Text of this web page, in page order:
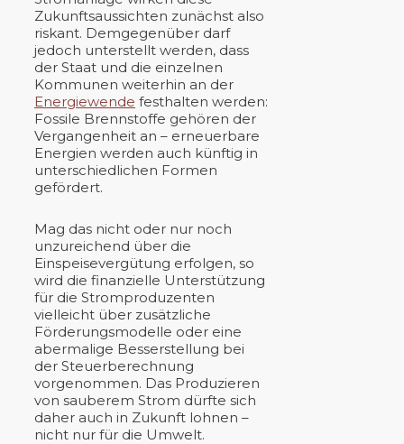
Zukunftsaussichten zunächst also
riskant. Demgegenüber darf
jedoch unterstellt werden, dass
der Staat und die einzelnen
Kommunen weiterhin an der
Energiewende festhalten werden:
Fossile Brennstoffe gehören der
Vergangenheit an – erneuerbare
Energien werden auch künftig in
unterschiedlichen Formen
gefördert.
Mag das nicht oder nur noch
unzureichend über die
Einspeisevergütung erfolgen, so
wird die finanzielle Unterstützung
für die Stromproduzenten
vielleicht über zusätzliche
Förderungsmodelle oder eine
abermalige Besserstellung bei
der Steuerberechnung
vorgenommen. Das Produzieren
von sauberem Strom dürfte sich
daher auch in Zukunft lohnen –
nicht nur für die Umwelt.